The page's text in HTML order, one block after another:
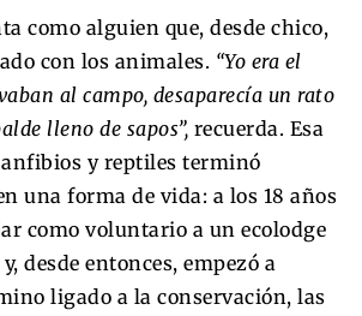
como alguien que, desde chico,
con los animales. “Yo era el
al campo, desaparecía un rato
lleno de sapos”, recuerda. Esa
y reptiles terminó
una forma de vida: a los 18 años
como voluntario a un ecolodge
desde entonces, empezó a
ligado a la conservación, las